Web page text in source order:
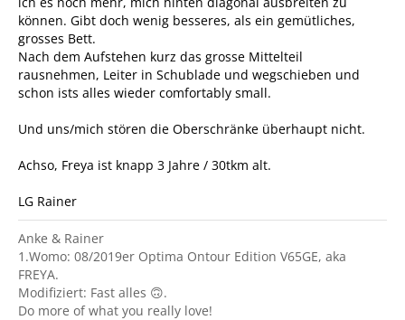
können. Gibt doch wenig besseres, als ein gemütliches,
grosses Bett.
Nach dem Aufstehen kurz das grosse Mittelteil
rausnehmen, Leiter in Schublade und wegschieben und
schon ists alles wieder comfortably small.
Und uns/mich stören die Oberschränke überhaupt nicht.
Achso, Freya ist knapp 3 Jahre / 30tkm alt.
LG Rainer
Anke & Rainer
1.Womo: 08/2019er Optima Ontour Edition V65GE, aka
FREYA.
Modifiziert: Fast alles 🙃.
Do more of what you really love!